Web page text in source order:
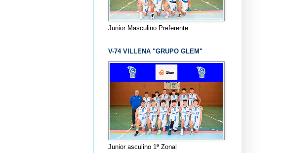
Junior Masculino Preferente
V-74 VILLENA "GRUPO GLEM"
Junior asculino 1ª Zonal